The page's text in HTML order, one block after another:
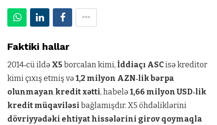
Faktiki hallar
2014‑cü ildə X5 borcalan kimi, İddiaçı ASCisə kreditor
kimi çıxış etmiş və 1,2 milyon AZN‑lik bərpa
olunmayan kredit xətti, habelə 1,66 milyon USD‑lik
kredit müqaviləsi bağlamışdır. X5 öhdəliklərini
dövriyyədəki ehtiyat hissələrini girov qoymaqla